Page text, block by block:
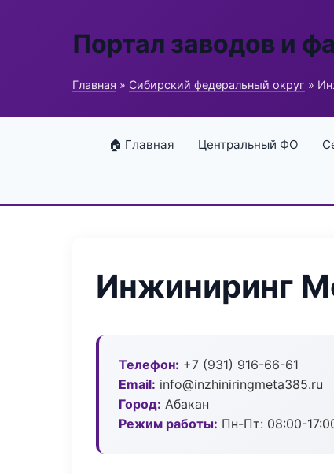
Портал заводов и
Главная » Сибирский федеральный округ »
🏠 Главная Центральный ФО
Инжиниринг
Телефон: +7 (931) 916-66-61
Email: info@inzhiniringmeta385.ru
Город: Абакан
Режим работы: Пн-Пт: 08:00-